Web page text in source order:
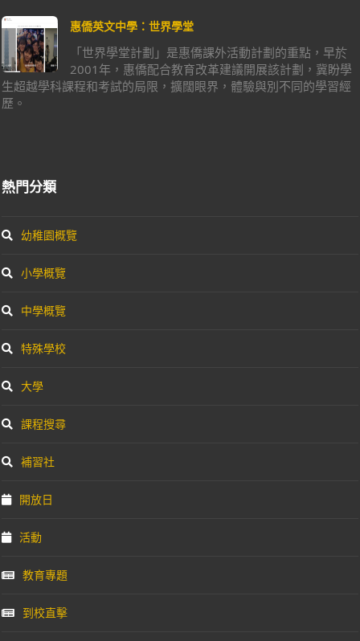
惠僑英文中學：世界學堂
「世界學堂計劃」是惠僑課外活動計劃的重點，早於
2001年，惠僑配合教育改革建議開展該計劃，冀盼學
生超越學科課程和考試的局限，擴闊眼界，體驗與別不同的學習經
歷。
熱門分類
幼稚園概覽
小學概覽
中學概覽
特殊學校
大學
課程搜尋
補習社
開放日
活動
教育專題
到校直擊